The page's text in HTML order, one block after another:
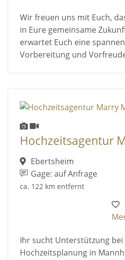
Wir freuen uns mit Euch,
in Eure gemeinsame
erwartet Euch eine
Vorbereitung und
Hochzeitsagentur
Ebertsheim
Gage: auf Anfrage
ca. 122 km entfernt
Ihr sucht Unterstützung
Hochzeitsplanung in